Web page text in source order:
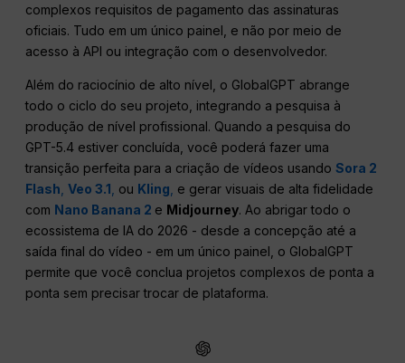
complexos requisitos de pagamento das assinaturas
oficiais. Tudo em um único painel, e não por meio de
acesso à API ou integração com o desenvolvedor.
Além do raciocínio de alto nível, o GlobalGPT abrange
todo o ciclo do seu projeto, integrando a pesquisa à
produção de nível profissional. Quando a pesquisa do
GPT-5.4 estiver concluída, você poderá fazer uma
transição perfeita para a criação de vídeos usandoSora 2
Flash ,Veo 3.1 ou Kling e gerar visuais de alta fidelidade
com Nano Banana 2 e Midjourney. Ao abrigar todo o
ecossistema de IA do 2026 - desde a concepção até a
saída final do vídeo - em um único painel, o GlobalGPT
permite que você conclua projetos complexos de ponta a
ponta sem precisar trocar de plataforma.